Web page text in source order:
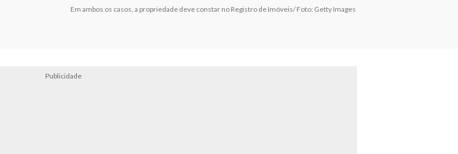
Em ambos os casos, a propriedade deve constar no Registro de Imóveis/ Foto: Getty Images
Publicidade